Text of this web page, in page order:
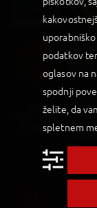
2019 ©
podatkov
oglasov na
spodnji
želite, da
spletnem